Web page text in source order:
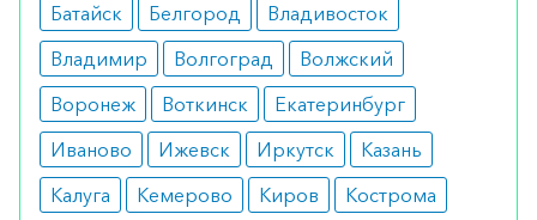
инфекция, вызванная грибками, которая
распространилась на некоторые органы
или на все тело;
непереносимость составляющих веществ.
Прежде чем использовать лекарство, следует
сообщить врачу о хрупкости костей, высоком
кровяном давлении или заболевании печени, а
Батайск
Белгород
Владивосток
Владимир
Волгоград
Волжский
Воронеж
Воткинск
Екатеринбург
Иваново
Ижевск Иркутск
Казань
Калуга
Кемерово Киров
Кострома